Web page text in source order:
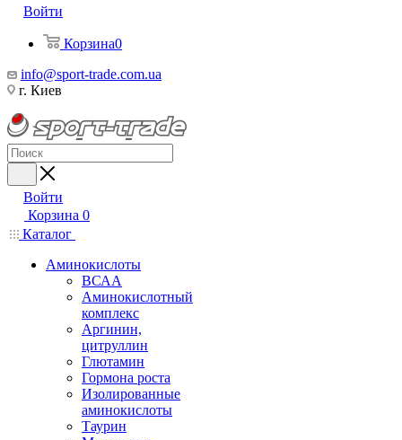
Войти
Корзина0
info@sport-trade.com.ua
г. Киев
Войти
Корзина 0
Каталог
Аминокислоты
ВСАА
Аминокислотный
комплекс
Аргинин,
цитруллин
Глютамин
Гормона роста
Изолированные
аминокислоты
Таурин